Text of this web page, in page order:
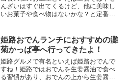
んざいはすぐ出てくるけど、他に美味し
いお菓子や食べ物はないかな？と定番以
でお土産を見てきました。そしたら美味
しそうなお菓子や食べ物がい...
姫路おでんランチにおすすめの灘
菊かっぱ亭へ行ってきたよ！
姫路グルメで有名といえば姫路おでんで
すね！姫路ではおでんを生姜醤油で食べ
る習慣があり、おでんの上から生姜醤油